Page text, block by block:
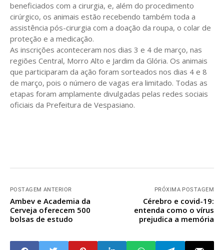
beneficiados com a cirurgia, e, além do procedimento
cirúrgico, os animais estão recebendo também toda a
assistência pós-cirurgia com a doação da roupa, o colar de
proteção e a medicação.
As inscrições aconteceram nos dias 3 e 4 de março, nas
regiões Central, Morro Alto e Jardim da Glória. Os animais
que participaram da ação foram sorteados nos dias 4 e 8
de março, pois o número de vagas era limitado. Todas as
etapas foram amplamente divulgadas pelas redes sociais
oficiais da Prefeitura de Vespasiano.
POSTAGEM ANTERIOR
Ambev e Academia da
Cerveja oferecem 500
bolsas de estudo
PRÓXIMA POSTAGEM
Cérebro e covid-19:
entenda como o vírus
prejudica a memória